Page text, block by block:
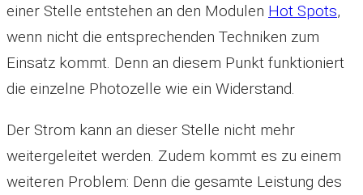
einer Stelle entstehen an den Modulen Hot Spots,
wenn nicht die entsprechenden Techniken zum
Einsatz kommt. Denn an diesem Punkt funktioniert
die einzelne Photozelle wie ein Widerstand.
Der Strom kann an dieser Stelle nicht mehr
weitergeleitet werden. Zudem kommt es zu einem
weiteren Problem: Denn die gesamte Leistung des